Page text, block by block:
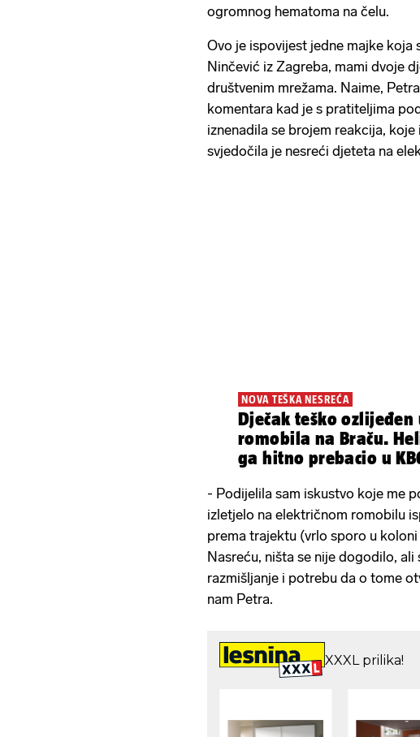
ogromnog hematoma na čelu.
Ovo je ispovijest jedne majke koja
Ninčević iz Zagreba, mami dvoje
društvenim mrežama. Naime,
komentara kad je s pratiteljima
iznenadila se brojem reakcija,
svjedočila je nesreći djeteta na
NOVA TEŠKA NESREĆA
Dječak teško ozlijeđen
romobila na Braču.
ga hitno prebacio u
- Podijelila sam iskustvo koje me
izletjelo na električnom romobilu
prema trajektu (vrlo sporo u
Nasreću, ništa se nije dogodilo, ali
razmišljanje i potrebu da o tome
nam Petra.